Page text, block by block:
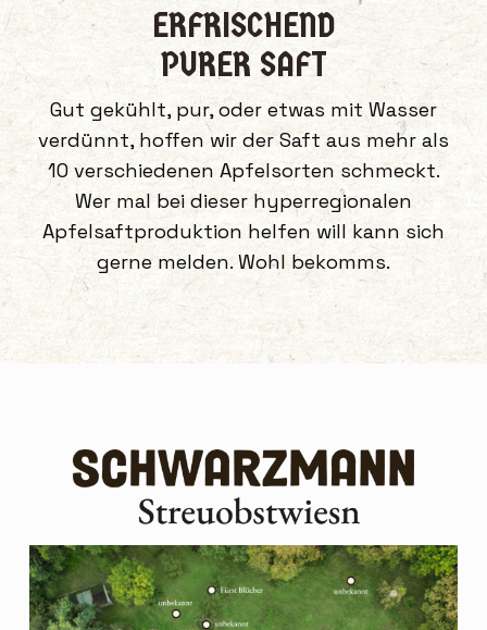
ERFRISCHEND
PURER SAFT
Gut gekühlt, pur, oder etwas mit Wasser
verdünnt, hoffen wir der Saft aus mehr als
10 verschiedenen Apfelsorten schmeckt.
Wer mal bei dieser hyperregionalen
Apfelsaftproduktion helfen will kann sich
gerne melden. Wohl bekomms.